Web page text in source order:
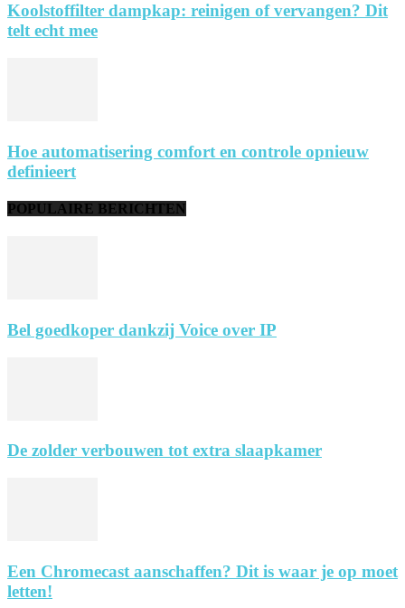
Koolstoffilter dampkap: reinigen of vervangen? Dit
telt echt mee
Hoe automatisering comfort en controle opnieuw
definieert
POPULAIRE BERICHTEN
Bel goedkoper dankzij Voice over IP
De zolder verbouwen tot extra slaapkamer
Een Chromecast aanschaffen? Dit is waar je op moet
letten!